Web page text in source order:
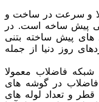
و سرعت در ساخت و
پیش ساخه است. در
های پیش ساخته بتنی
روز دنیا از جمله
فاضلاب معمولا
در گوشه های
قطر و تعداد لوله های